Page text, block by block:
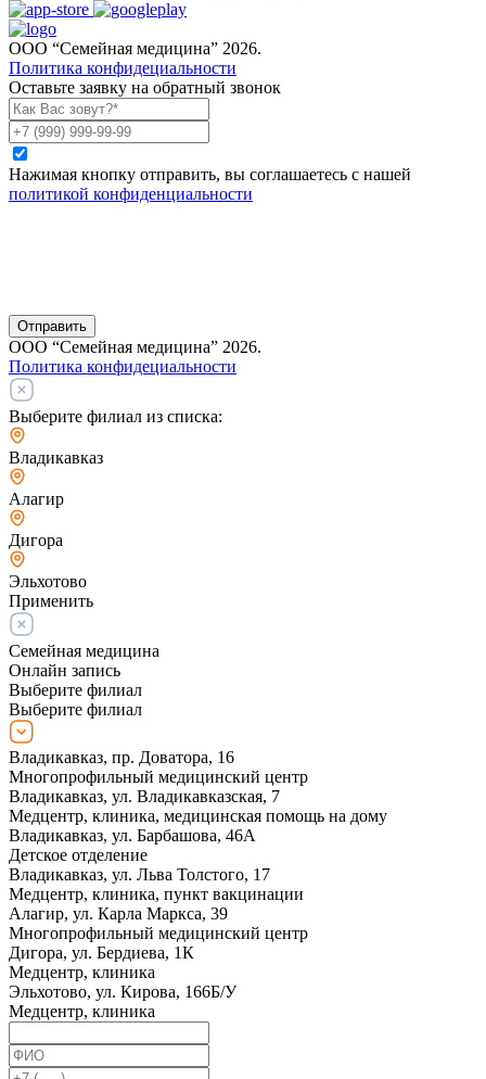
ООО “Семейная медицина” 2026.
Политика конфидециальности
Оставьте заявку на обратный звонок
Нажимая кнопку отправить, вы соглашаетесь с нашей
политикой конфиденциальности
Отправить
ООО “Семейная медицина” 2026.
Политика конфидециальности
Выберите филиал из списка:
Владикавказ
Алагир
Дигора
Эльхотово
Применить
Семейная медицина
Онлайн запись
Выберите филиал
Выберите филиал
Владикавказ, пр. Доватора, 16
Многопрофильный медицинский центр
Владикавказ, ул. Владикавказская, 7
Медцентр, клиника, медицинская помощь на дому
Владикавказ, ул. Барбашова, 46А
Детское отделение
Владикавказ, ул. Льва Толстого, 17
Медцентр, клиника, пункт вакцинации
Алагир, ул. Карла Маркса, 39
Многопрофильный медицинский центр
Дигора, ул. Бердиева, 1К
Медцентр, клиника
Эльхотово, ул. Кирова, 166Б/У
Медцентр, клиника